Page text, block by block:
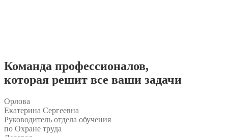
Команда профессионалов,
которая решит все ваши задачи
Орлова
Екатерина Сергеевна
Руководитель отдела обучения
по Охране труда